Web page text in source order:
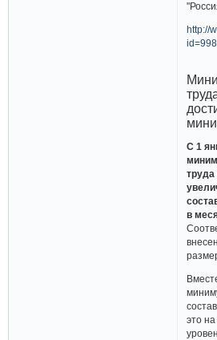
http://
С 1
в
это